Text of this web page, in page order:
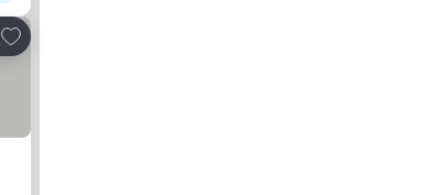
Toevoegen aan favorieten